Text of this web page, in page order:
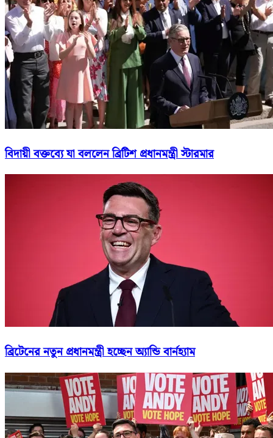
বিদায়ী বক্তব্যে যা বললেন ব্রিটিশ প্রধানমন্ত্রী স্টারমার
ব্রিটেনের নতুন প্রধানমন্ত্রী হচ্ছেন অ্যান্ডি বার্নহ্যাম